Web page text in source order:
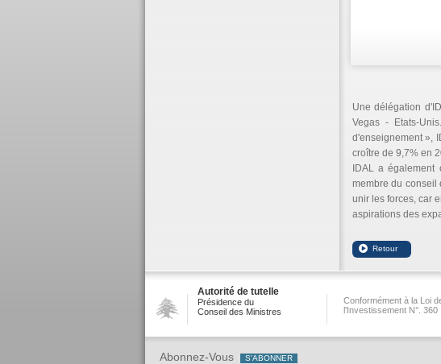
Une délégation
Vegas - Etats-
d'enseignement »,
croître de 9,7% en
IDAL a
membre du conseil
unir les forces, car
aspirations des
Autorité de tutelle
Présidence du
Conseil des Ministres
Conformément à la Loi
l'Investissement N°. 360
Abonnez-Vous